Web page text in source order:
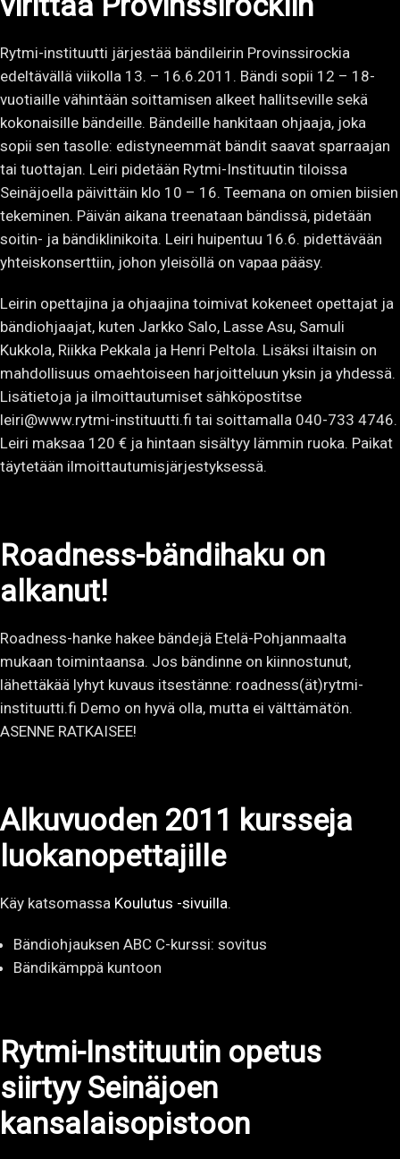
Rytmi-instituutti järjestää bändileirin Provinssirockia
edeltävällä viikolla 13. – 16.6.2011. Bändi sopii 12 – 18-
vuotiaille vähintään soittamisen alkeet hallitseville sekä
kokonaisille bändeille. Bändeille hankitaan ohjaaja, joka
sopii sen tasolle: edistyneemmät bändit saavat sparraajan
tai tuottajan. Leiri pidetään Rytmi-Instituutin tiloissa
Seinäjoella päivittäin klo 10 – 16. Teemana on omien biisien
tekeminen. Päivän aikana treenataan bändissä, pidetään
soitin- ja bändiklinikoita. Leiri huipentuu 16.6. pidettävään
yhteiskonserttiin, johon yleisöllä on vapaa pääsy.
Leirin opettajina ja ohjaajina toimivat kokeneet opettajat ja
bändiohjaajat, kuten Jarkko Salo, Lasse Asu, Samuli
Kukkola, Riikka Pekkala ja Henri Peltola. Lisäksi iltaisin on
mahdollisuus omaehtoiseen harjoitteluun yksin ja yhdessä.
Lisätietoja ja ilmoittautumiset sähköpostitse
leiri@www.rytmi-instituutti.fi tai soittamalla 040-733 4746.
Leiri maksaa 120 € ja hintaan sisältyy lämmin ruoka. Paikat
täytetään ilmoittautumisjärjestyksessä.
Roadness-bändihaku on
alkanut!
Roadness-hanke hakee bändejä Etelä-Pohjanmaalta
mukaan toimintaansa. Jos bändinne on kiinnostunut,
lähettäkää lyhyt kuvaus itsestänne: roadness(ät)rytmi-
instituutti.fi Demo on hyvä olla, mutta ei välttämätön.
ASENNE RATKAISEE!
Alkuvuoden 2011 kursseja
luokanopettajille
Käy katsomassa Koulutus -sivuilla.
Bändiohjauksen ABC C-kurssi: sovitus
Bändikämppä kuntoon
Rytmi-Instituutin opetus
siirtyy Seinäjoen
kansalaisopistoon